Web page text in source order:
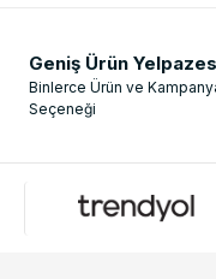
Geniş Ürün
Binlerce Ürün ve
Seçeneği